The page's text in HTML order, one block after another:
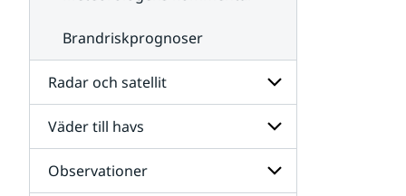
Brandriskprognoser
Radar och satellit
Undersidor
för
Radar
och
Väder till havs
Undersidor
för
Observationer